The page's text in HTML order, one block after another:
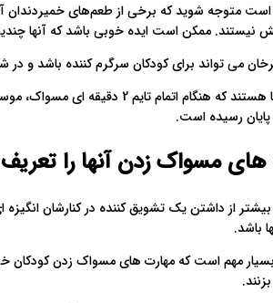
متوجه شوید که برخی از طعم‌های خمیردندان
نیستند. ممکن است ایده خوبی باشد که آنها
می تواند برای کودکان سرگرم کننده باشد و
برخی از برس‌ها هستند که هنگام
رسیده است.
از داشتن یک تشویق کننده در کنارشان
باشد.
مهم است که مهارت های مسواک زدن کودکان